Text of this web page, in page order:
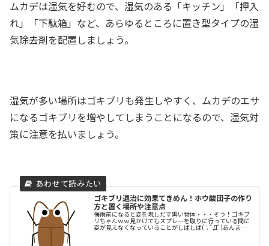
ムカデは湿気を好むので、湿気のある「キッチン」「押入
れ」「下駄箱」など、あらゆるところに置き型タイプの湿
気除去剤を配置しましょう。
湿気が多い場所はゴキブリも発生しやすく、ムカデのエサ
になるゴキブリを増やしてしまうことになるので、湿気対
策に注意を払いましょう。
ゴキブリ退治に効果てきめん！ホウ酸団子の作り
方と置く場所や注意点
梅雨前になると姿を現しだす黒い物体・・・そう！ゴキブ
リちゃんｗｗ見かけてもスプレーを取りに行っている間に
姿が見えなくなっていることがしばしば(；ﾟДﾟ)あんまりス